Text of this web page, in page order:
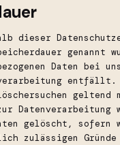
dieser
genannt
Daten bei
entfällt.
geltend
Datenverarbeitung
gelöscht, sofern
zulässigen